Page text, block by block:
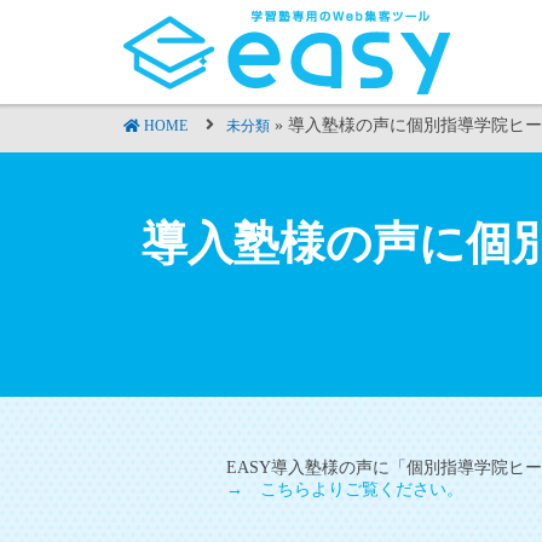
HOME 未分類 » 導入塾様の声に個別指導学院ヒ
導入塾様の声に個
EASY導入塾様の声に「個別指導学院ヒ
→ こちらよりご覧ください。